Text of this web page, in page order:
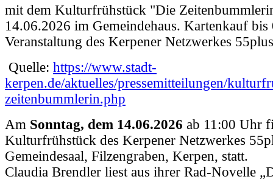
mit dem Kulturfrühstück "Die
14.06.2026 im Gemeindehaus. Kartenkauf
Veranstaltung des Kerpener Netzwerkes 55plus
Quelle: https://www.stadt-
kerpen.de/aktuelles/pressemitteilungen/
zeitenbummlerin.php
Am Sonntag, dem 14.06.2026 ab 11:00 Uhr
Kulturfrühstück des Kerpener Netzwerkes
Gemeindesaal, Filzengraben, Kerpen, statt.
Claudia Brendler liest aus ihrer Rad-Novelle